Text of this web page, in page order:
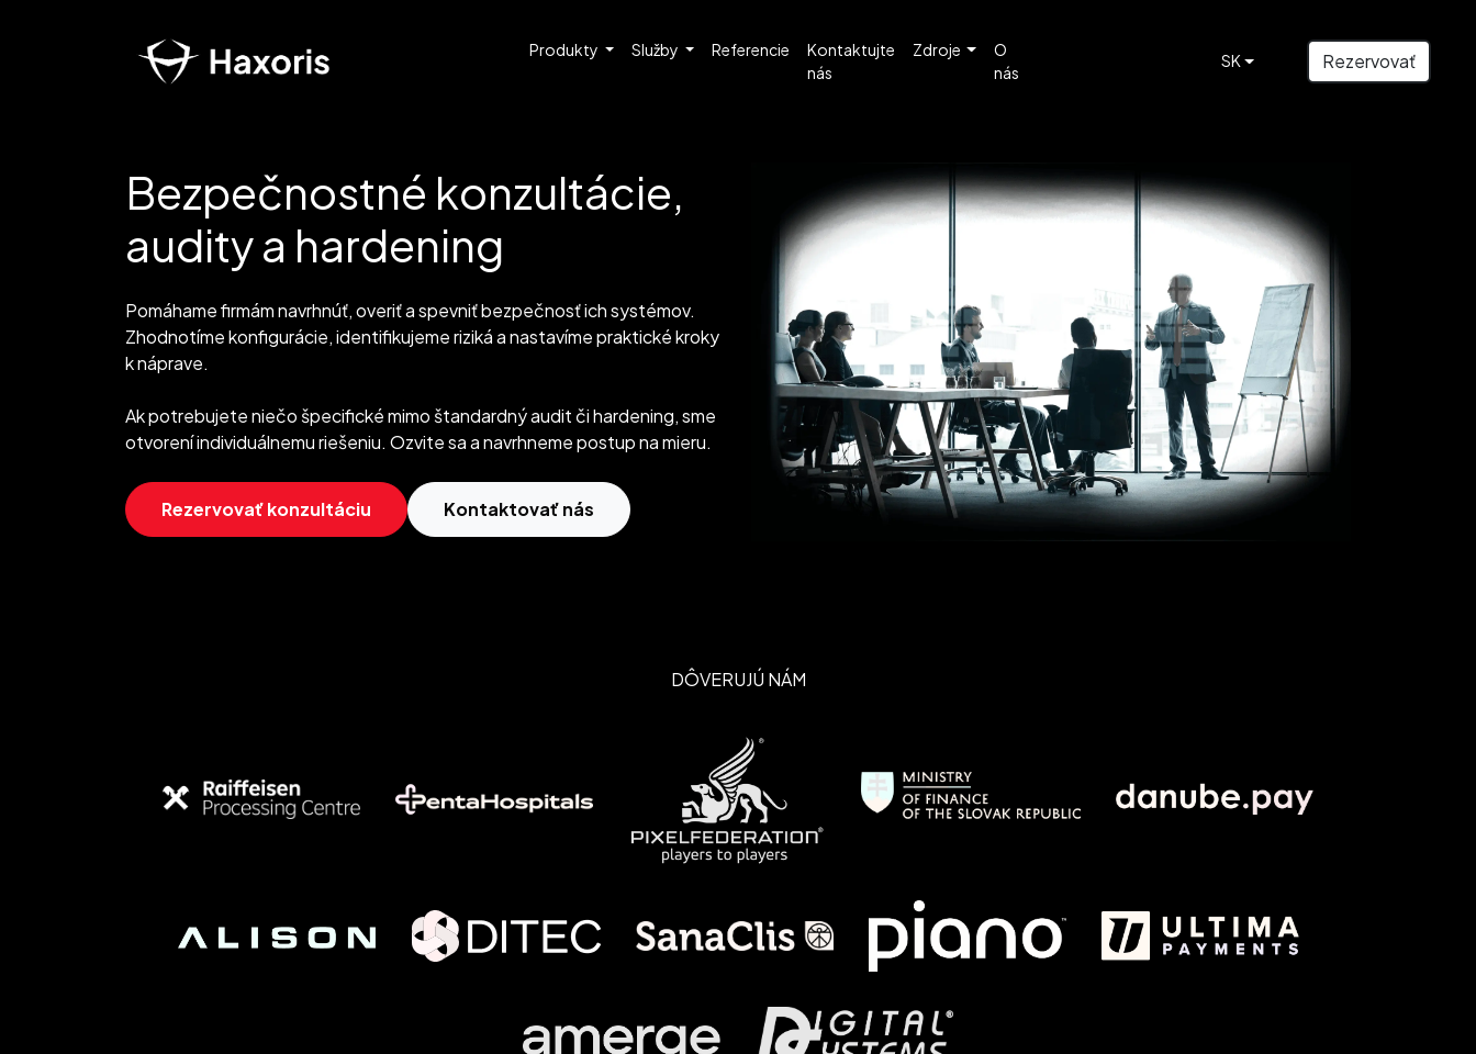
Produkty Služby Referencie
Kontaktujte
nás
Zdroje
O
nás
SK Rezervovať
Bezpečnostné konzultácie,
audity a hardening
Pomáhame firmám navrhnúť, overiť a spevniť bezpečnosť ich systémov.
Zhodnotíme konfigurácie, identifikujeme riziká a nastavíme praktické kroky
k náprave.
Ak potrebujete niečo špecifické mimo štandardný audit či hardening, sme
otvorení individuálnemu riešeniu. Ozvite sa a navrhneme postup na mieru.
Rezervovať konzultáciu Kontaktovať nás
DÔVERUJÚ NÁM